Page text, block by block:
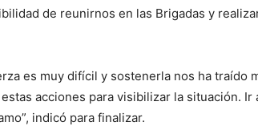
de reunirnos en las Brigadas y
es muy difícil y sostenerla nos ha traído
acciones para visibilizar la situación.
indicó para finalizar.